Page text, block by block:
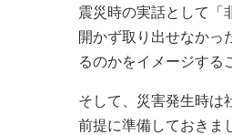
震災時の実話として「
開かず取り出せなかっ
るのかをイメージする
そして、災害発生時は
前提に準備しておきま